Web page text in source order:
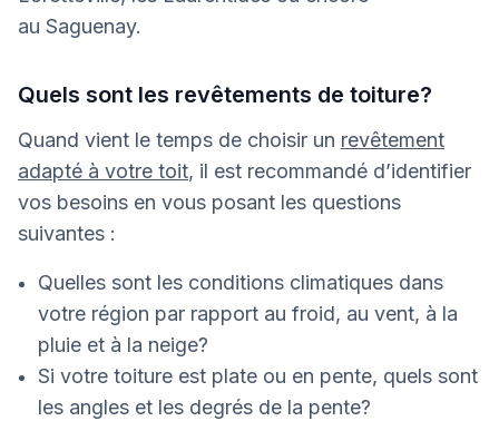
au Saguenay.
Quels sont les revêtements de toiture?
Quand vient le temps de choisir un revêtement
adapté à votre toit, il est recommandé d’identifier
vos besoins en vous posant les questions
suivantes :
Quelles sont les conditions climatiques dans
votre région par rapport au froid, au vent, à la
pluie et à la neige?
Si votre toiture est plate ou en pente, quels sont
les angles et les degrés de la pente?